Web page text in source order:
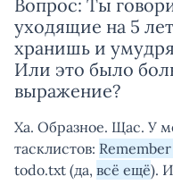
Вопрос: Ты
уходящие на 5
хранишь и
Или это было
выражение?
Ха. Образное. Щас. У
тасклистов:
todo.txt (да, всё ещё).